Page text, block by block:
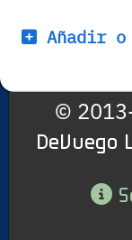
Añadir
©
DeVuego